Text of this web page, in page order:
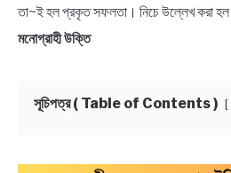
BENGALI WISHES
NEWS
BENGALI LYRICS
তা~ই হল প্রকৃত সফলতা। নিচে উল্লেখ করা হল
মনোগ্রাহী উক্তি
সূচিপত্র ( Table of Contents )